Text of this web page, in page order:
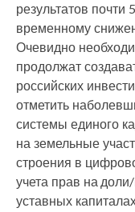
результатов почти
временному
Очевидно
продолжат
российских
отметить
системы единого
на земельные
строения в
учета прав на
уставных